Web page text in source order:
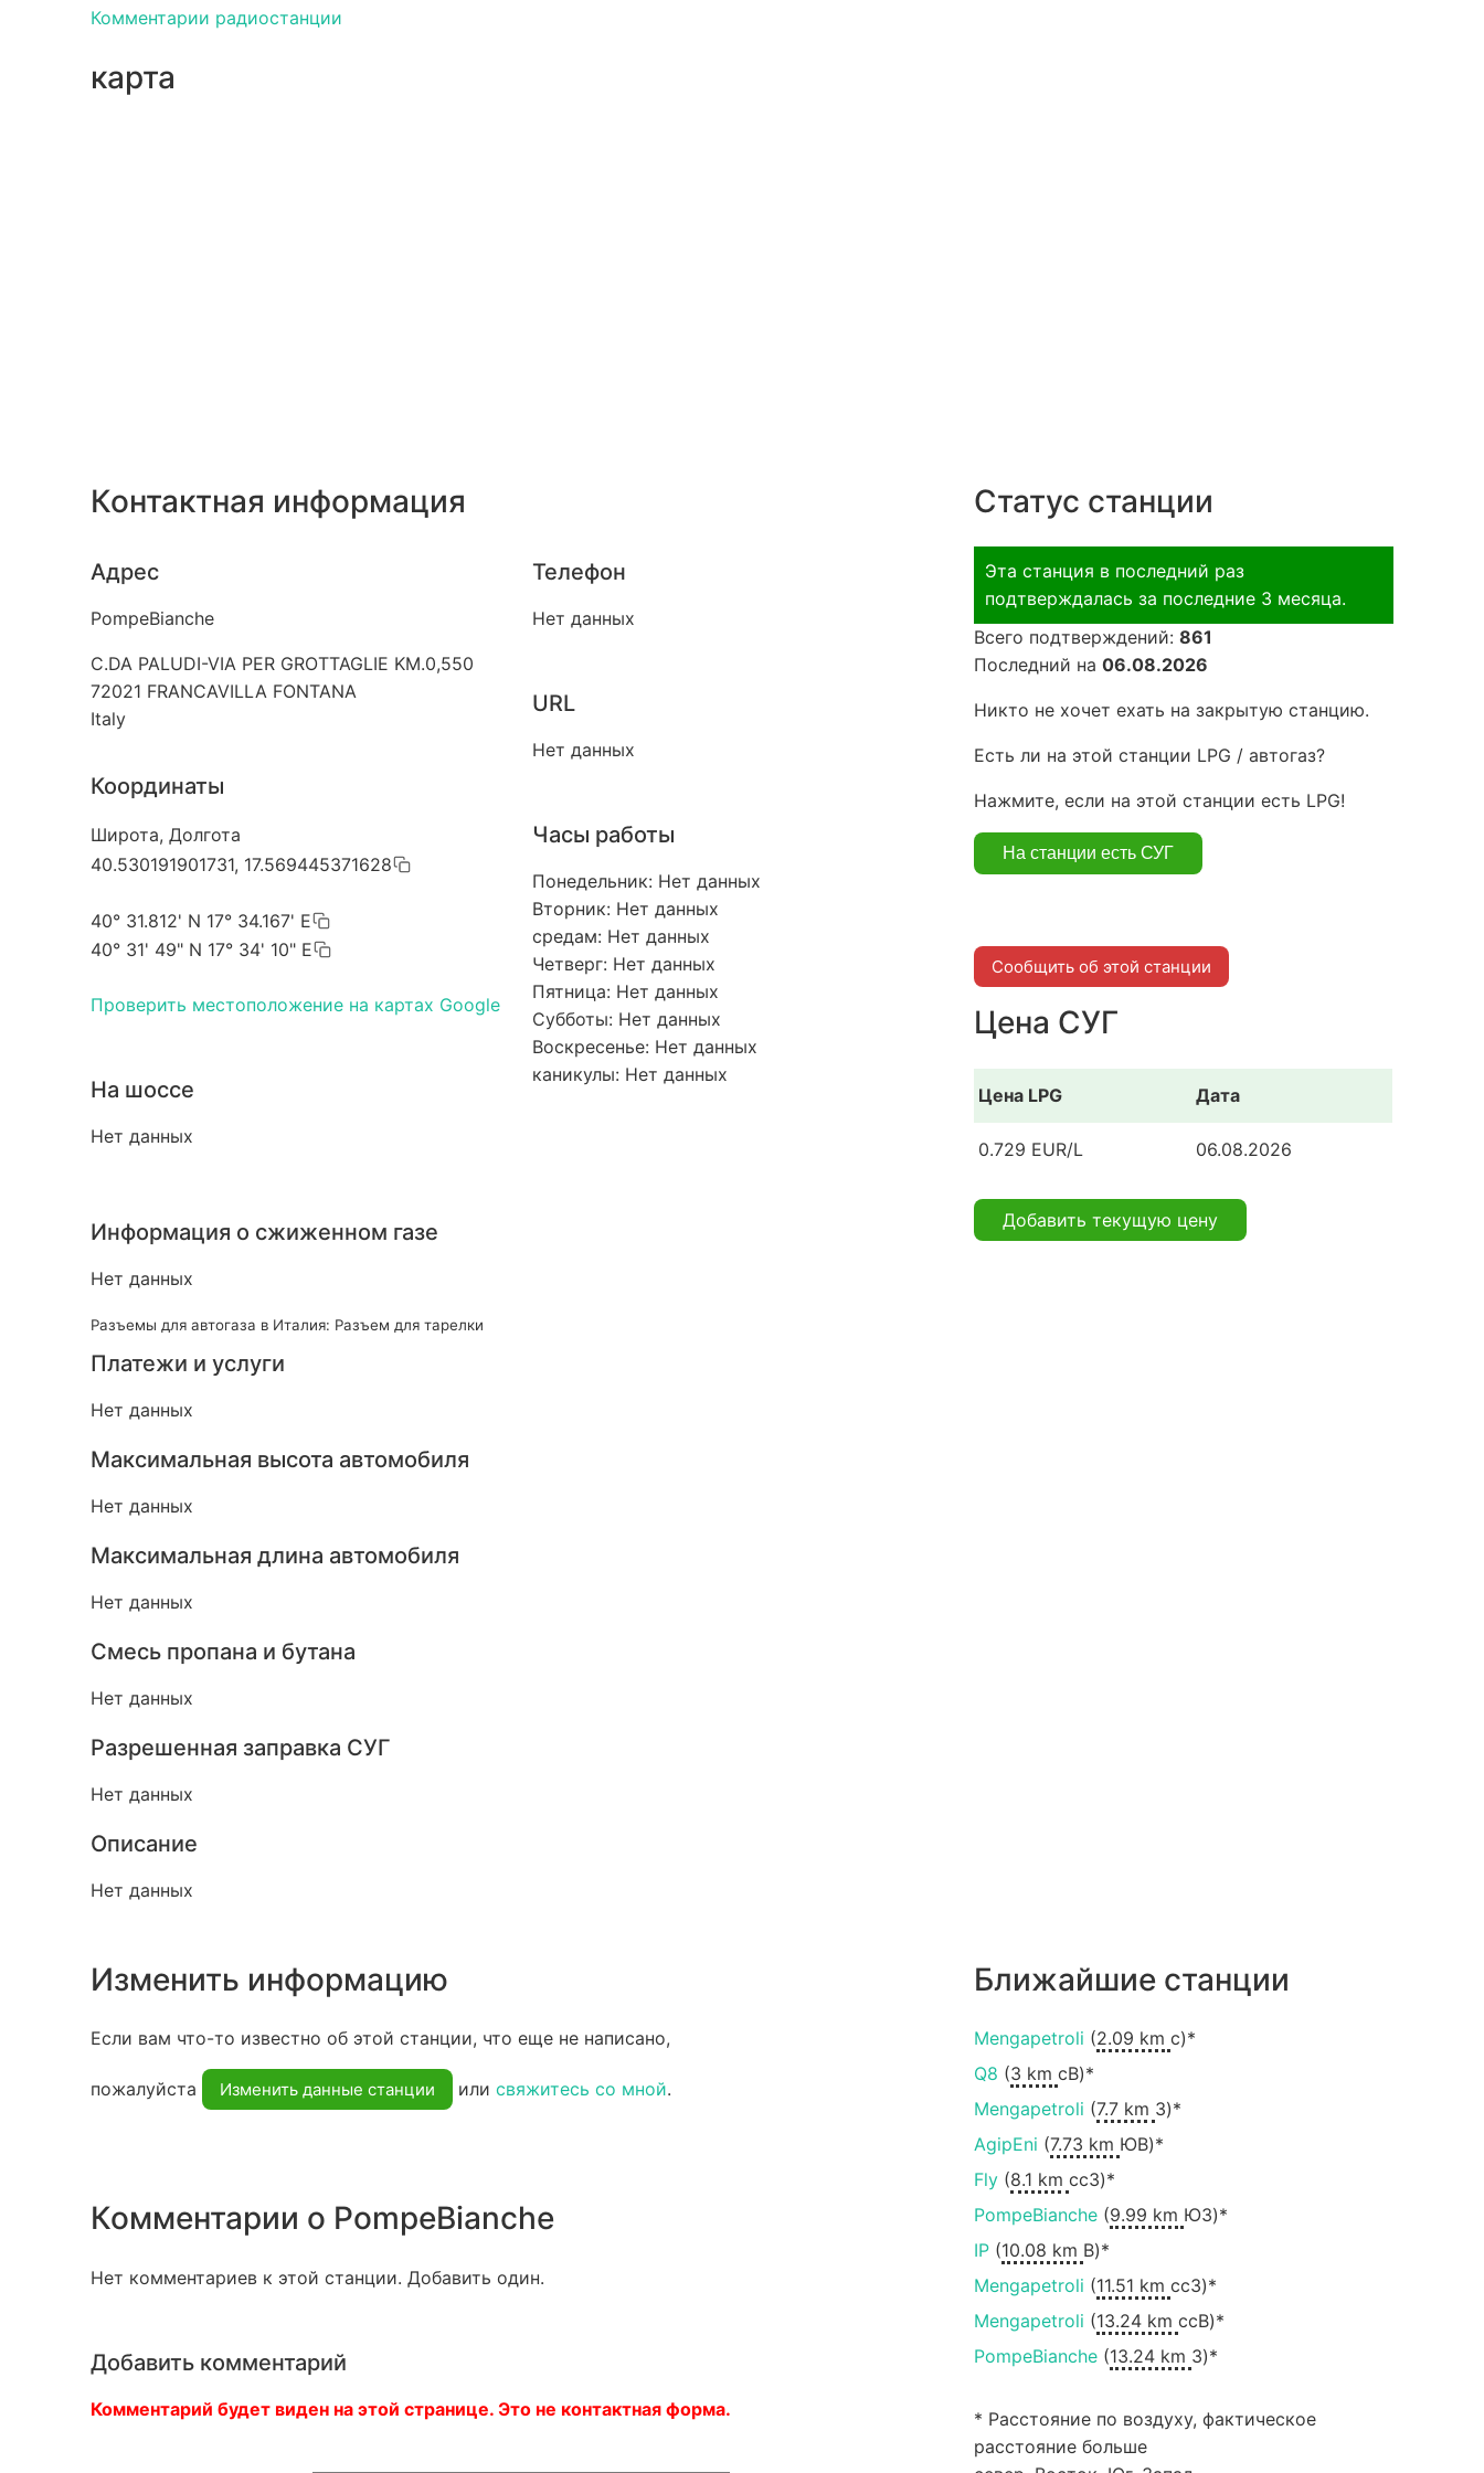
Комментарии радиостанции
карта
Контактная информация
Адрес
PompeBianche
C.DA PALUDI-VIA PER GROTTAGLIE KM.0,550
72021 FRANCAVILLA FONTANA
Italy
Координаты
Широта, Долгота
40.530191901731, 17.569445371628
40° 31.812' N 17° 34.167' E
40° 31' 49" N 17° 34' 10" E
Проверить местоположение на картах Google
На шоссе
Нет данных
Телефон
Нет данных
URL
Нет данных
Часы работы
Понедельник: Нет данных
Вторник: Нет данных
средам: Нет данных
Четверг: Нет данных
Пятница: Нет данных
Субботы: Нет данных
Воскресенье: Нет данных
каникулы: Нет данных
Информация о сжиженном газе
Нет данных
Разъемы для автогаза в Италия: Разъем для тарелки
Платежи и услуги
Нет данных
Максимальная высота автомобиля
Нет данных
Максимальная длина автомобиля
Нет данных
Смесь пропана и бутана
Нет данных
Разрешенная заправка СУГ
Нет данных
Описание
Нет данных
Статус станции
Эта станция в последний раз
подтверждалась за последние 3 месяца.
Всего подтверждений: 861
Последний на 06.08.2026
Никто не хочет ехать на закрытую станцию.
Есть ли на этой станции LPG / автогаз?
Нажмите, если на этой станции есть LPG!
Сообщить об этой станции
Цена СУГ
Цена LPG Дата
0.729 EUR/L 06.08.2026
Добавить текущую цену
Изменить информацию
Если вам что-то известно об этой станции, что еще не написано,
пожалуйста Изменить данные станции или свяжитесь со мной.
Комментарии о PompeBianche
Нет комментариев к этой станции. Добавить один.
Добавить комментарий
Комментарий будет виден на этой странице. Это не контактная форма.
Ближайшие станции
Mengapetroli (2.09 km с)*
Q8 (3 km сВ)*
Mengapetroli (7.7 km З)*
AgipEni (7.73 km ЮВ)*
Fly(8.1 km ccЗ)*
PompeBianche(9.99 km ЮЗ)*
IP(10.08 km В)*
Mengapetroli (11.51 km ccЗ)*
Mengapetroli (13.24 km ссВ)*
PompeBianche(13.24 km З)*
* Расстояние по воздуху, фактическое
расстояние больше